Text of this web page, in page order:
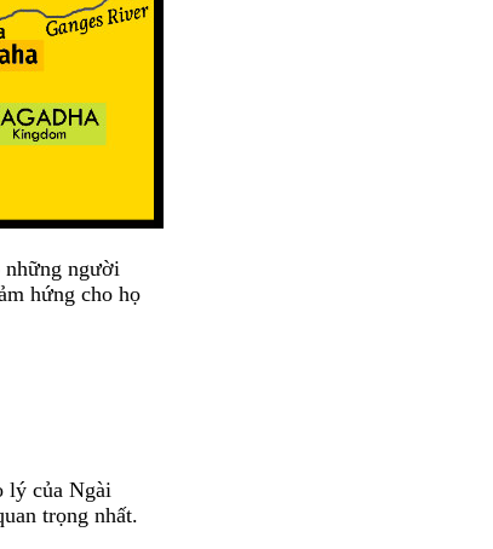
những người
hứng cho họ
lý của Ngài
trọng nhất.